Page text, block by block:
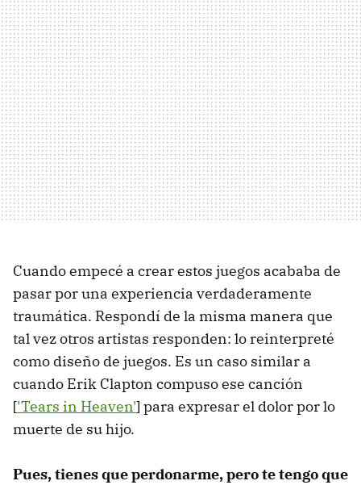
Cuando empecé a crear estos juegos acababa de
pasar por una experiencia verdaderamente
traumática. Respondí de la misma manera que
tal vez otros artistas responden: lo reinterpreté
como diseño de juegos. Es un caso similar a
cuando Erik Clapton compuso ese canción
['Tears in Heaven'] para expresar el dolor por lo
muerte de su hijo.
Pues, tienes que perdonarme, pero te tengo que